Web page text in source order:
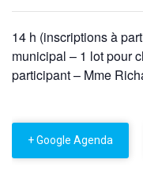
14 h (inscriptions à
municipal – 1 lot pour
participant – Mme
+ Google Agenda